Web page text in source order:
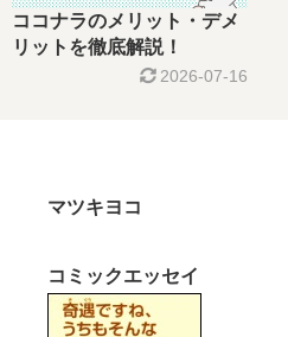
ココナラのメリット・デメ
リットを徹底解説！
2026-07-16
マツキヨコ
コミックエッセイ